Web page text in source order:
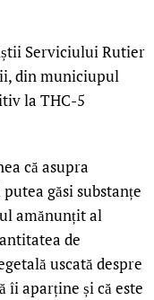
Serviciului Rutier
din municiupul
la THC-5
că asupra
găsi substanțe
amănunțit al
de
uscată despre
îi aparține și că este